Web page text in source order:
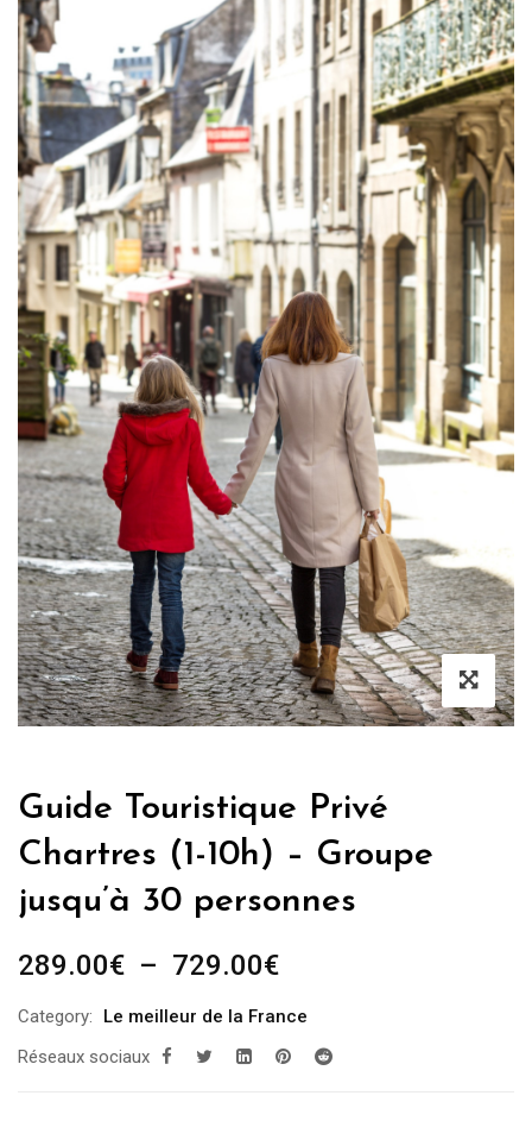
Guide Touristique Privé
Chartres (1-10h) – Groupe
jusqu’à 30 personnes
289.00€ – 729.00€Plage
prix :
289.00€
Category:
Le meilleur de la France
Réseaux sociaux